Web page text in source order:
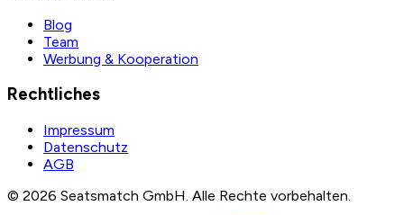
Blog
Team
Werbung & Kooperation
Rechtliches
Impressum
Datenschutz
AGB
© 2026 Seatsmatch GmbH. Alle Rechte vorbehalten.